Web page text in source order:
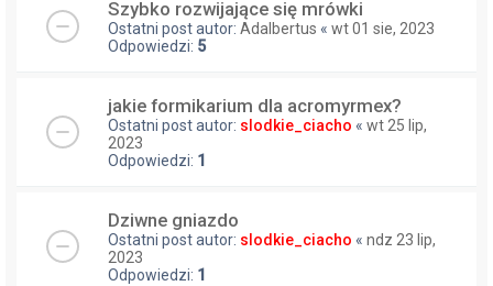
Szybko rozwijające się mrówki
Ostatni post autor: Adalbertus « wt 01 sie, 2023
Odpowiedzi: 5
jakie formikarium dla acromyrmex?
Ostatni post autor: slodkie_ciacho « wt 25 lip,
2023
Odpowiedzi: 1
Dziwne gniazdo
Ostatni post autor: slodkie_ciacho « ndz 23 lip,
2023
Odpowiedzi: 1